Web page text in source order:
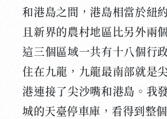
和港島之間，港島相當於紐
且新界的農村地區比另外兩
這三個區域一共有十八個行
住在九龍，九龍最南部就是
港連接了尖沙嘴和港島。我
城的天臺停車庫，看得到整